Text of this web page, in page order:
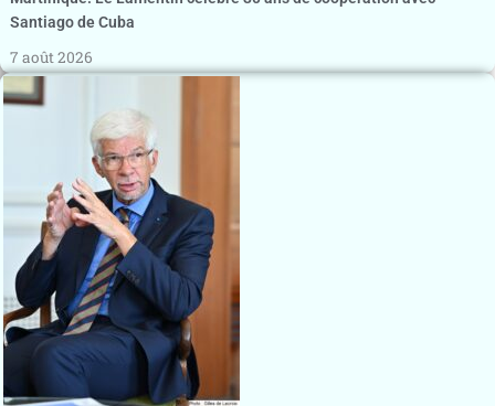
Santiago de Cuba
7 août 2026